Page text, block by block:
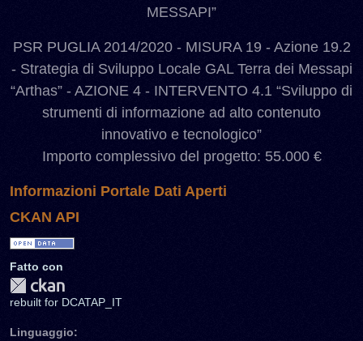
MESSAPI”
PSR PUGLIA 2014/2020 - MISURA 19 - Azione 19.2
- Strategia di Sviluppo Locale GAL Terra dei Messapi
“Arthas” - AZIONE 4 - INTERVENTO 4.1 “Sviluppo di
strumenti di informazione ad alto contenuto
innovativo e tecnologico”
Importo complessivo del progetto: 55.000 €
Informazioni Portale Dati Aperti
CKAN API
Fatto con
rebuilt for DCATAP_IT
Linguaggio